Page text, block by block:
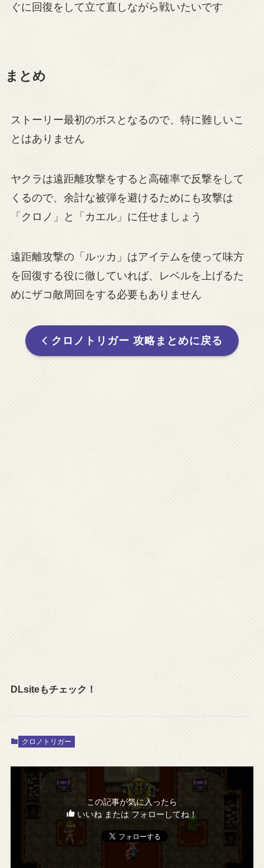
ぐに回復をして立て直しながら戦いたいです
まとめ
ストーリー最初のボスとなるので、特に難しいこ
とはありません
ヤクラは遠距離攻撃をすると高確率で反撃をして
くるので、余計な被弾を避けるためにも攻撃は
「クロノ」と「カエル」に任せましょう
遠距離攻撃の「ルッカ」はアイテムを使って味方
を回復する役に徹していれば、レベルを上げるた
めにザコ敵周回をする必要もありません
クロノトリガー 攻略まとめに戻る
DLsiteもチェック！
クロノトリガー
この記事が気に入ったら
いいね または フォローしてね！